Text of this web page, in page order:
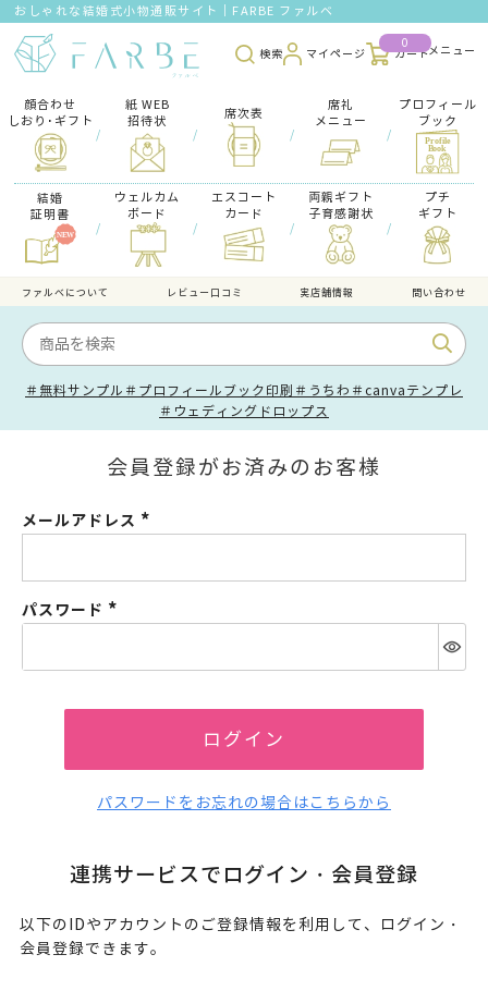
おしゃれな結婚式小物通販サイト｜FARBE ファルベ
検索 マイページ
0
カート
顔合わせ
しおり･ギフト
/
紙 WEB
招待状
/
席次表
/
席礼
メニュー
/
プロフィール
ブック
結婚
証明書
/
ウェルカム
ボード
/
エスコート
カード
/
両親ギフト
子育感謝状
/
プチ
ギフト
ファルべについて レビュー口コミ 実店舗情報 問い合わせ
＃無料サンプル ＃プロフィールブック印刷 ＃うちわ ＃canvaテンプレ
＃ウェディングドロップス
会員登録がお済みのお客様
メールアドレス
パスワード
ログイン
パスワードをお忘れの場合はこちらから
連携サービスでログイン・会員登録
以下のIDやアカウントのご登録情報を利用して、ログイン・
会員登録できます。